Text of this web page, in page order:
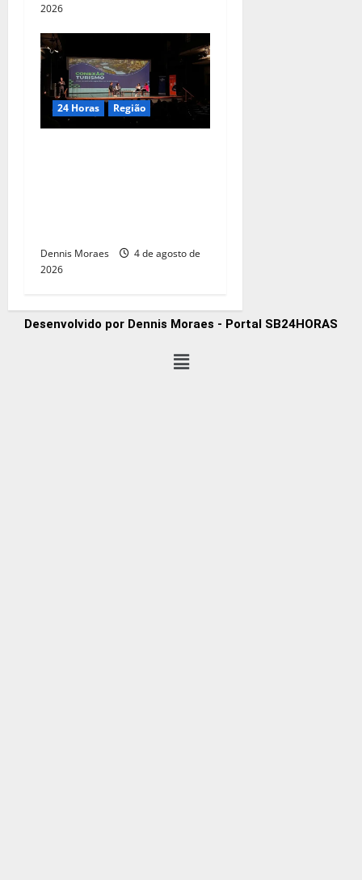
2026
24 Horas Região
Dennis Moraes
4 de agosto de
2026
Desenvolvido por Dennis Moraes - Portal SB24HORAS